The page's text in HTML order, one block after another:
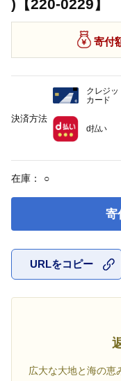
)【220-0229】
寄付
在庫： ○
寄
URLをコピー
広大な大地と海の恵
決済方法
クレジッ
カード
d払い